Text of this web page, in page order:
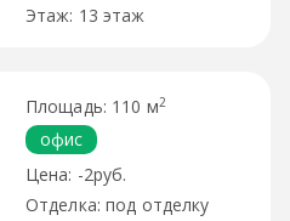
13 этаж
110 м2
офис
-2руб.
под отделку